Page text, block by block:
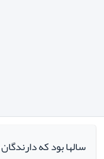
سالها بود که